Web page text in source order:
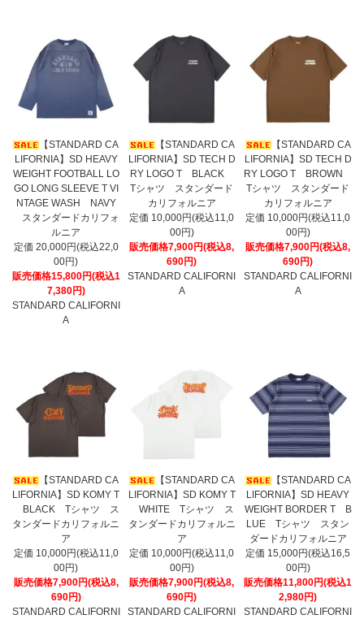
【STANDARD CA
LIFORNIA】SD HEAVY
WEIGHT FOOTBALL LO
GO LONG SLEEVE T VI
NTAGE WASH NAVY
スタンダードカリフォ
ルニア
定価 20,000円(税込22,0
00円)
販売価格15,800円(税込1
7,380円)
STANDARD CALIFORNI
A
【STANDARD CA
LIFORNIA】SD TECH D
RY LOGO T BLACK
Tシャツ スタンダード
カリフォルニア
定価 10,000円(税込11,0
00円)
販売価格7,900円(税込8,
690円)
STANDARD CALIFORNI
A
【STANDARD CA
LIFORNIA】SD TECH D
RY LOGO T BROWN
Tシャツ スタンダード
カリフォルニア
定価 10,000円(税込11,0
00円)
販売価格7,900円(税込8,
690円)
STANDARD CALIFORNI
A
【STANDARD CA
LIFORNIA】SD KOMY T
BLACK Tシャツ ス
タンダードカリフォルニ
ア
定価 10,000円(税込11,0
00円)
販売価格7,900円(税込8,
690円)
STANDARD CALIFORNI
【STANDARD CA
LIFORNIA】SD KOMY T
WHITE Tシャツ ス
タンダードカリフォルニ
ア
定価 10,000円(税込11,0
00円)
販売価格7,900円(税込8,
690円)
STANDARD CALIFORNI
【STANDARD CA
LIFORNIA】SD HEAVY
WEIGHT BORDER T B
LUE Tシャツ スタン
ダードカリフォルニア
定価 15,000円(税込16,5
00円)
販売価格11,800円(税込1
2,980円)
STANDARD CALIFORNI